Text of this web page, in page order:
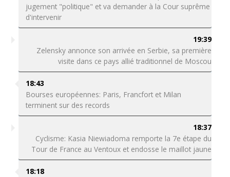
jugement "politique" et va demander à la Cour suprême
d'intervenir
19:39
Zelensky annonce son arrivée en Serbie, sa première
visite dans ce pays allié traditionnel de Moscou
18:43
Bourses européennes: Paris, Francfort et Milan
terminent sur des records
18:37
Cyclisme: Kasia Niewiadoma remporte la 7e étape du
Tour de France au Ventoux et endosse le maillot jaune
18:18